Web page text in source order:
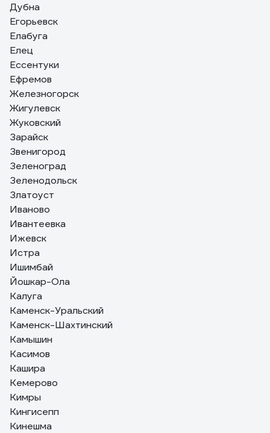
Дубна
Егорьевск
Елабуга
Елец
Ессентуки
Ефремов
Железногорск
Жигулевск
Жуковский
Зарайск
Звенигород
Зеленоград
Зеленодольск
Златоуст
Иваново
Ивантеевка
Ижевск
Истра
Ишимбай
Йошкар-Ола
Калуга
Каменск-Уральский
Каменск-Шахтинский
Камышин
Касимов
Кашира
Кемерово
Кимры
Кингисепп
Кинешма